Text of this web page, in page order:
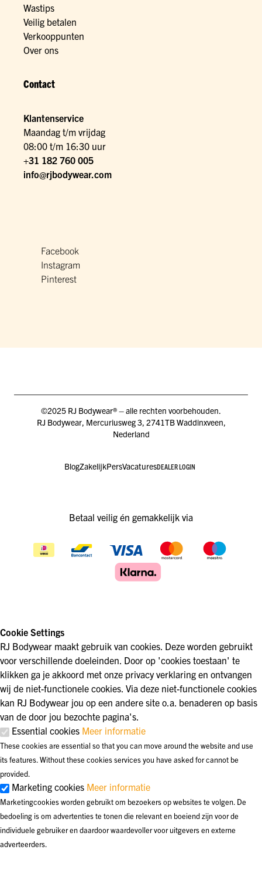
Wastips
Veilig betalen
Verkooppunten
Over ons
Contact
Klantenservice
Maandag t/m vrijdag
08:00 t/m 16:30 uur
+31 182 760 005
info@rjbodywear.com
Facebook
Instagram
Pinterest
©2025 RJ Bodywear® – alle rechten voorbehouden.
RJ Bodywear, Mercuriusweg 3, 2741TB Waddinxveen,
Nederland
BlogZakelijkPersVacaturesDEALER LOGIN
Betaal veilig én gemakkelijk via
Cookie Settings
RJ Bodywear maakt gebruik van cookies. Deze worden gebruikt
voor verschillende doeleinden. Door op 'cookies toestaan' te
klikken ga je akkoord met onze privacy verklaring en ontvangen
wij de niet-functionele cookies. Via deze niet-functionele cookies
kan RJ Bodywear jou op een andere site o.a. benaderen op basis
van de door jou bezochte pagina's.
Essential cookies Meer informatie
These cookies are essential so that you can move around the website and use
its features. Without these cookies services you have asked for cannot be
provided.
Marketing cookies Meer informatie
Marketingcookies worden gebruikt om bezoekers op websites te volgen. De
bedoeling is om advertenties te tonen die relevant en boeiend zijn voor de
individuele gebruiker en daardoor waardevoller voor uitgevers en externe
adverteerders.